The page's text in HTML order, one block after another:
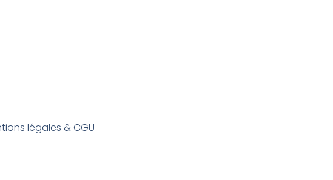
légales & CGU